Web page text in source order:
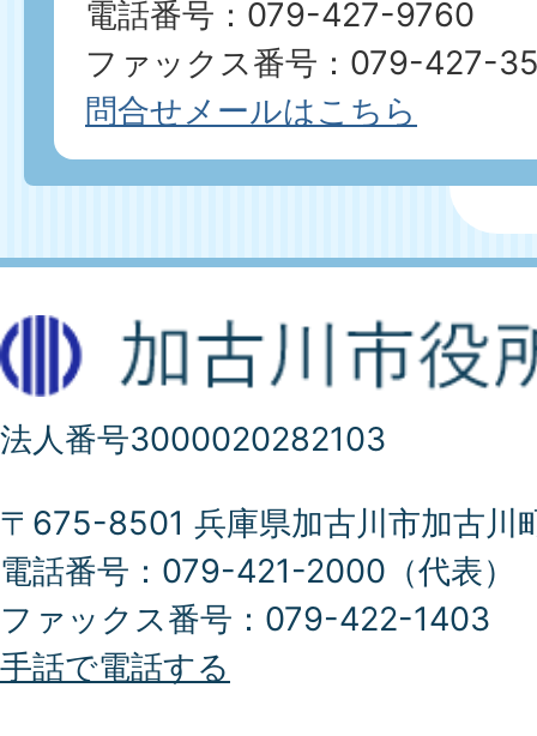
電話番号：079-427-9760
ファックス番号：079-427-
問合せメールはこちら
法人番号3000020282103
〒675-8501 兵庫県加古川市加古川
電話番号：079-421-2000（代表）
ファックス番号：079-422-1403
手話で電話する